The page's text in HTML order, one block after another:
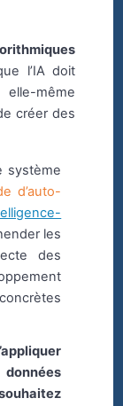
l’IA doit
même
créer des
système
d’auto-
les
des